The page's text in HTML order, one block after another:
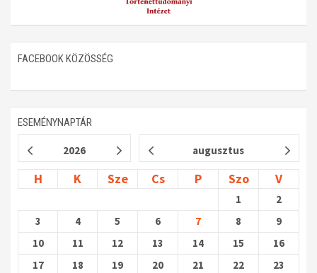
FACEBOOK KÖZÖSSÉG
ESEMÉNYNAPTÁR
2026 augusztus
H K Sze Cs P Szo V
1
2
3
4 5 6 7 8
9
10
11 12 13 14 15
16
17
18 19 20 21 22
23